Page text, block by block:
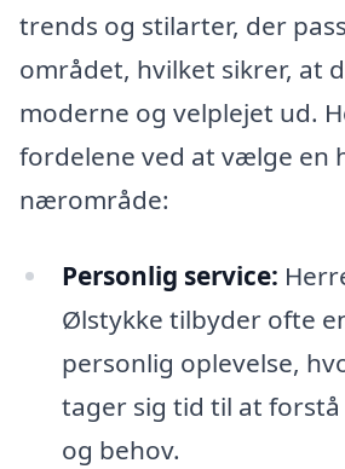
trends og stilarter, der
området, hvilket sikrer, at
moderne og velplejet ud.
fordelene ved at vælge en
nærområde:
Personlig service:
Ølstykke tilbyder ofte
personlig oplevelse,
tager sig tid til at
og behov.